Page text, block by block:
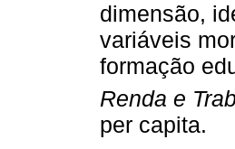
dimensão,
variáveis
formação
Renda e
per capita.